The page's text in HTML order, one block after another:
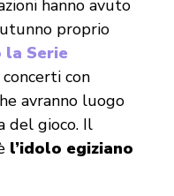
hanno avuto
proprio
la Serie
con
avranno luogo
del gioco. Il
l’idolo egiziano